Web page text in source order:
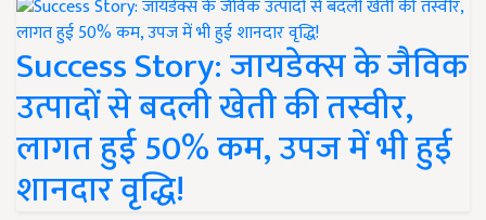
Success Story: जायडेक्स के जैविक
उत्पादों से बदली खेती की तस्वीर,
लागत हुई 50% कम, उपज में भी हुई
शानदार वृद्धि!